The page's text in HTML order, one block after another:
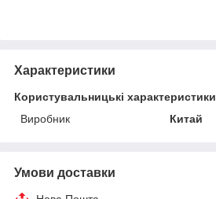
Характеристики
Користувальницькі характеристики
Виробник
Китай
Умови доставки